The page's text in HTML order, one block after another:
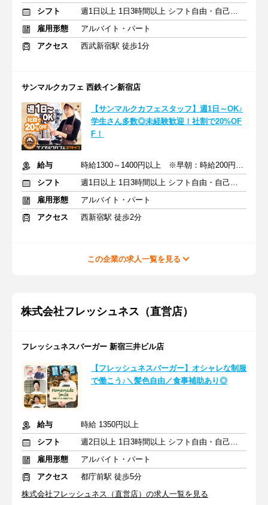
シフト
週1日以上 1日3時間以上 シフト自由・自己申告
雇用形態
アルバイト・パート
アクセス
西武新宿駅 徒歩1分
サンマルクカフェ 西鉄イン新宿店
【サンマルクカフェスタッフ】週1日～OK♪
学生さん多数◎未経験歓迎！社割で20%OF
F！
給与
時給1300～1400円以上 ※早朝：時給200円アップ ※交通費支給
シフト
週1日以上 1日3時間以上 シフト自由・自己申告
雇用形態
アルバイト・パート
アクセス
西新宿駅 徒歩2分
この企業の求人一覧を見る
株式会社フレッシュネス（直営店）
フレッシュネスバーガー 新宿三井ビル店
【フレッシュネスバーガー】オシャレな制服
で働こう♪＼髪色自由／食事補助あり◎
給与
時給 1350円以上
シフト
週2日以上 1日3時間以上 シフト自由・自己申告
雇用形態
アルバイト・パート
アクセス
都庁前駅 徒歩5分
株式会社フレッシュネス（直営店）の求人一覧を見る